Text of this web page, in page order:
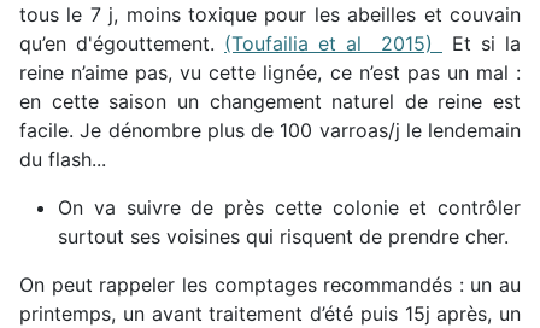
tous le 7 j, moins toxique pour les abeilles et couvain
qu’en d'égouttement. (Toufailia et al 2015)
Et si la
reine n’aime pas, vu cette lignée, ce n’est pas un mal :
en cette saison un changement naturel de reine est
facile. Je dénombre plus de 100 varroas/j le lendemain
du flash...
On va suivre de près cette colonie et contrôler
surtout ses voisines qui risquent de prendre cher.
On peut rappeler les comptages recommandés : un au
printemps, un avant traitement d’été puis 15j après, un